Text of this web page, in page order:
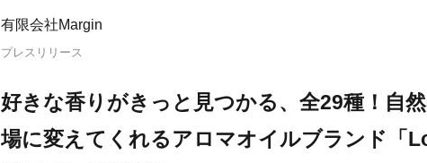
有限会社Margin
プレスリリース
好きな香りがきっと見つかる、全29種！自
場に変えてくれるアロマオイルブランド「